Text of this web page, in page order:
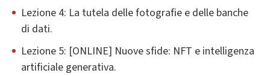
Lezione 4: La tutela delle fotografie e delle banche
di dati.
Lezione 5: [ONLINE] Nuove sfide: NFT e intelligenza
artificiale generativa.